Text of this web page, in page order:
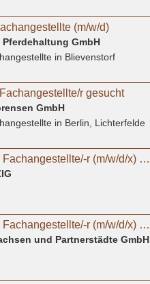
(m/w/d)
GmbH
in Blievenstorf
r gesucht
GmbH
in Berlin, Lichterfelde
Tiermedizinische/-r Fachangestellte/-r (m/w/d/x) oder Tierpfleger/-in (m/w/d/x) für den Bereich
Tiermedizinische/-r Fachangestellte/-r (m/w/d/x) oder Tierpfleger/in (m/w/d/x) für den Bereich
und Partnerstädte GmbH